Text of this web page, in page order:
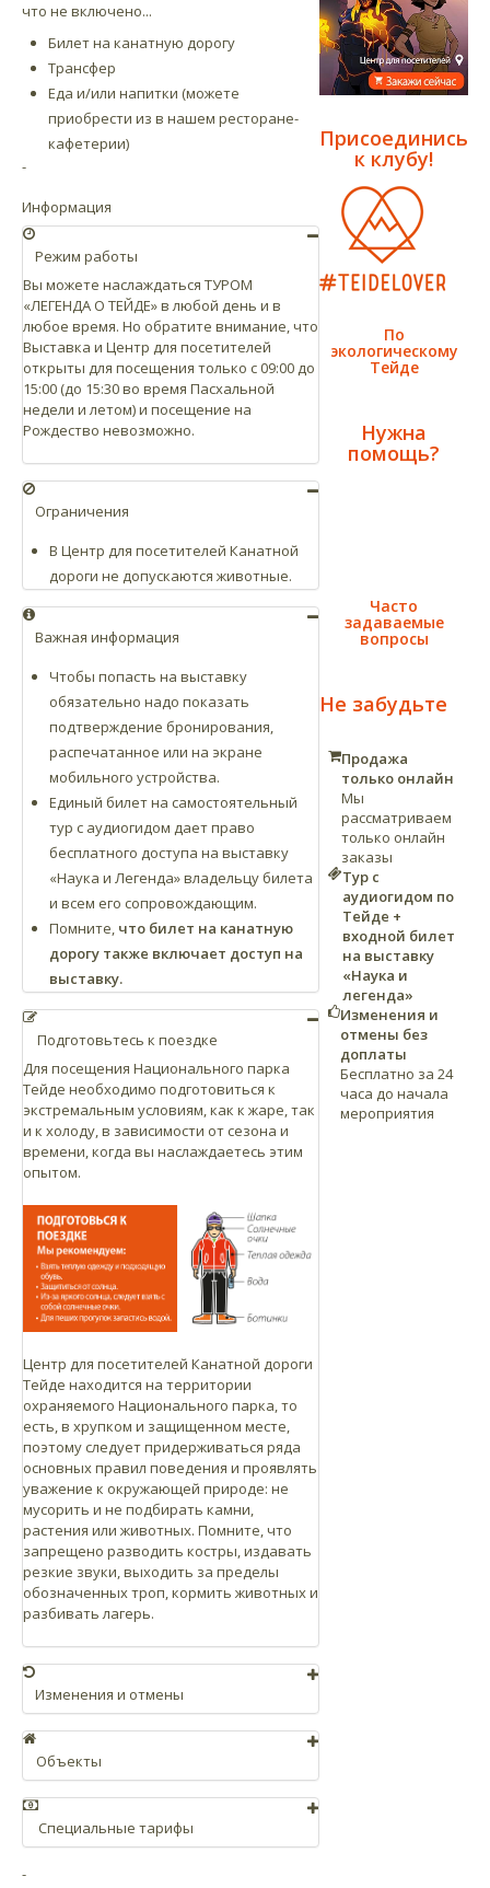
что не включено...
Билет на канатную дорогу
Трансфер
Еда и/или напитки (можете
приобрести из в нашем ресторане-
кафетерии)
-
Информация
Режим работы
Вы можете наслаждаться ТУРОМ
«ЛЕГЕНДА О ТЕЙДЕ» в любой день и в
любое время. Но обратите внимание, что
Выставка и Центр для посетителей
открыты для посещения только с 09:00 до
15:00 (до 15:30 во время Пасхальной
недели и летом) и посещение на
Рождество невозможно.
Ограничения
В Центр для посетителей Канатной
дороги не допускаются животные.
Важная информация
Чтобы попасть на выставку
обязательно надо показать
подтверждение бронирования,
распечатанное или на экране
мобильного устройства.
Единый билет на самостоятельный
тур с аудиогидом дает право
бесплатного доступа на выставку
«Наука и Легенда» владельцу билета
и всем его сопровождающим.
Помните, что билет на канатную
дорогу также включает доступ на
выставку.
Подготовьтесь к поездке
Для посещения Национального парка
Тейде необходимо подготовиться к
экстремальным условиям, как к жаре, так
и к холоду, в зависимости от сезона и
времени, когда вы наслаждаетесь этим
опытом.
Центр для посетителей Канатной дороги
Тейде находится на территории
охраняемого Национального парка, то
есть, в хрупком и защищенном месте,
поэтому следует придерживаться ряда
основных правил поведения и проявлять
уважение к окружающей природе: не
мусорить и не подбирать камни,
растения или животных. Помните, что
запрещено разводить костры, издавать
резкие звуки, выходить за пределы
обозначенных троп, кормить животных и
разбивать лагерь.
Изменения и отмены
заказ без дополнительной платы за 24
часа до начала мероприятия. После
указанного срока удерживается 100%
оплаты.
Изменения даты действительны в
Объекты
Тейде, расположенный на базовой
станции канатной дороги, находится на
отметке 2536 метров над уровнем моря и
в нем есть несколько прекрасно
Специальные тарифы
-
Присоединись
к клубу!
По
экологическому
Тейде
Нужна
помощь?
Часто
задаваемые
вопросы
Не забудьте
Продажа
только онлайн
Мы
рассматриваем
только онлайн
заказы
Тур с
аудиогидом по
Тейде +
входной билет
на выставку
«Наука и
легенда»
Изменения и
отмены без
доплаты
Бесплатно за 24
часа до начала
мероприятия